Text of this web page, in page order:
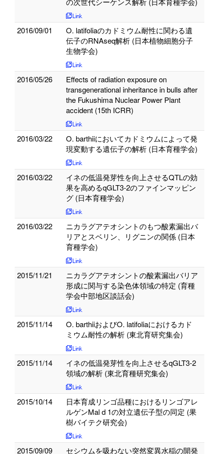
2016/09/01
O. latifoliaのカドミウム耐性に関わる遺
伝子のRNAseq解析 (日本植物細胞分子
生物学会)
2016/05/26
Effects of radiation exposure on
transgenerational inheritance in bulls after
the Fukushima Nuclear Power Plant
accident (15th ICRR)
2016/03/22
O. barthiiにおいてカドミウムによって発
現変動する遺伝子の解析 (日本育種学会)
2016/03/22
イネの低温発芽性を向上させるQTLの効
果を高めるqGLT3-2のファインマッピン
グ (日本育種学会)
2016/03/22
ニカラグアテオシントのもつ酸素漏出バ
リアとスベリン、リグニンの関係 (日本
育種学会)
2015/11/21
ニカラグアテオシントの酸素漏出バリア
形成に関与する染色体領域の特定 (育種
学会中部地区談話会)
2015/11/14
O. barthiiおよびO. latifoliaにおけるカド
ミウム耐性の解析 (東北育研究集会)
2015/11/14
イネの低温発芽性を向上させるqGLT3-2
領域の解析 (東北育種研究集会)
2015/10/14
日本育成リンゴ品種におけるリンゴアレ
ルゲンMal d 1の対立遺伝子型の同定 (果
樹バイテク研究会)
2015/09/09
セシウムを吸わない突然変異水稲の開発